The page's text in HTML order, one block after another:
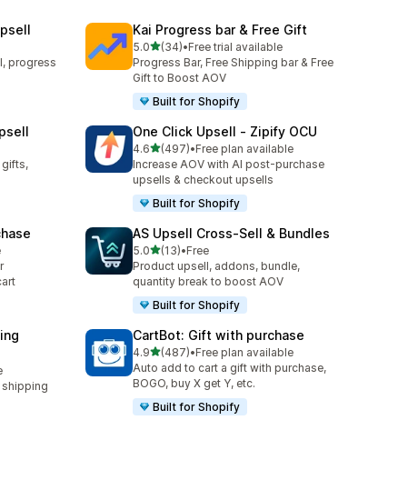
progress
Kai Progress bar & Free Gift
5.0별 5개 중
(34)
총 리뷰 34개
•Free trial available
Progress Bar, Free Shipping bar & Free
Gift to Boost AOV
Built for Shopify
gifts,
One Click Upsell ‑ Zipify OCU
4.6별 5개 중
(497)
총 리뷰 497개
•Free plan available
Increase AOV with AI post-purchase
upsells & checkout upsells
Built for Shopify
AS Upsell Cross‑Sell & Bundles
5.0별 5개 중
(13)
총 리뷰 13개
•Free
Product upsell, addons, bundle,
quantity break to boost AOV
Built for Shopify
CartBot: Gift with purchase
4.9별 5개 중
(487)
총 리뷰 487개
•Free plan available
Auto add to cart a gift with purchase,
BOGO, buy X get Y, etc.
Built for Shopify